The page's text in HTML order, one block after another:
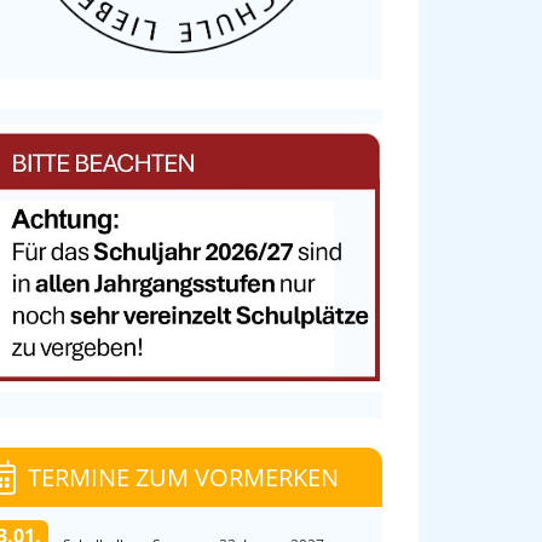
TERMINE ZUM VORMERKEN